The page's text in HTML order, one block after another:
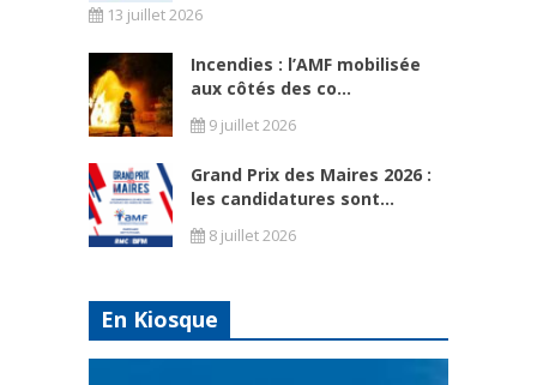
13 juillet 2026
Incendies : l’AMF mobilisée
aux côtés des co...
9 juillet 2026
Grand Prix des Maires 2026 :
les candidatures sont...
8 juillet 2026
En Kiosque